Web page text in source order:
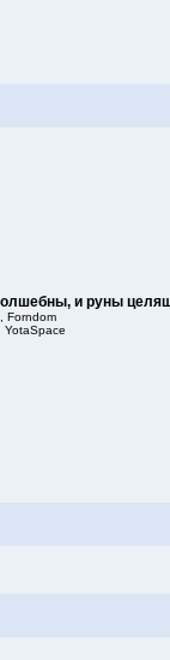
и руны
Forndom
YotaSpace